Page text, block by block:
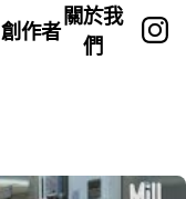
創作者
關於我
們